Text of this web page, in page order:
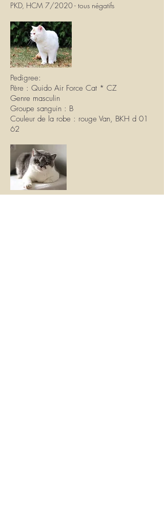
PKD, HCM 7/2020 - tous négatifs
Pedigree:
Père : Quido Air Force Cat * CZ
Genre masculin
Groupe sanguin : B
Couleur de la robe : rouge Van, BKH d 01
62